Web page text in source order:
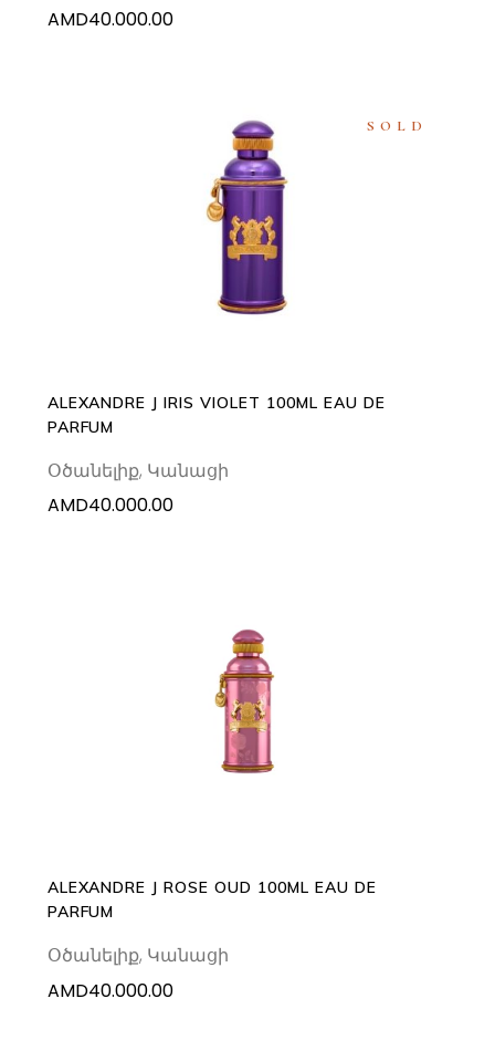
AMD40.000.00
SOLD
READ MORE
ALEXANDRE J IRIS VIOLET 100ML EAU DE
PARFUM
Օծանելիք, Կանացի
AMD40.000.00
ADD TO CART
ALEXANDRE J ROSE OUD 100ML EAU DE
PARFUM
Օծանելիք, Կանացի
AMD40.000.00